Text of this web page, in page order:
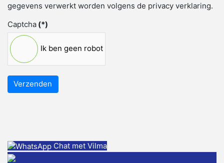
gegevens verwerkt worden volgens de privacy verklaring.
Captcha (*)
Ik ben geen robot
Verzenden
Chat met Vilma